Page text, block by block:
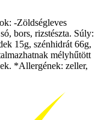
-Zöldségleves
bors, rizstészta. Súly:
15g, szénhidrát 66g,
mélyhűtött
*Allergének: zeller,